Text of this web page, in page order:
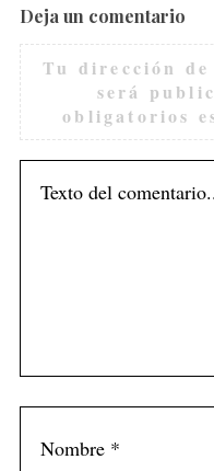
Deja un comentario
Tu dirección
será
obligatorios